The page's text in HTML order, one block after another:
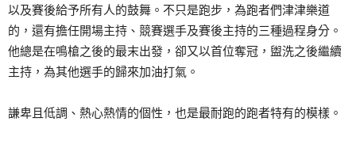
以及賽後給予所有人的鼓舞。不只是跑步，為跑者們津津樂道
的，還有擔任開場主持、競賽選手及賽後主持的三種過程身分。
他總是在鳴槍之後的最末出發，卻又以首位奪冠，盥洗之後繼續
主持，為其他選手的歸來加油打氣。
謙卑且低調、熱心熱情的個性，也是最耐跑的跑者特有的模樣。